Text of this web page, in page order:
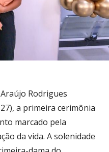
Rodrigues
a primeira cerimônia
marcado pela
da vida. A solenidade